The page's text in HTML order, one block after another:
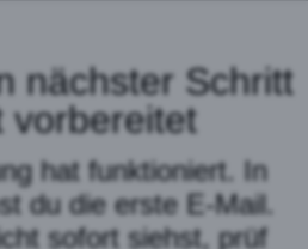
nächster Schritt
vorbereitet
hat funktioniert. In
du die erste E-Mail.
sofort siehst, prüf